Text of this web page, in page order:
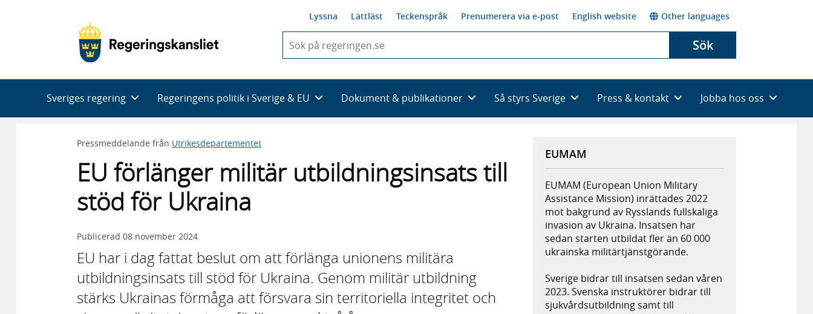
Lyssna Lättläst Teckenspråk Prenumerera via e-post English website Other languages
du
skriva
framträder
en
Sök
Sveriges regering Regeringens politik i Sverige & EU Dokument & publikationer Så styrs Sverige Press & kontakt Jobba hos oss
Pressmeddelande från Utrikesdepartementet
EU förlänger militär utbildningsinsats till
stöd för Ukraina
Publicerad 08 november 2024
EU har i dag fattat beslut om att förlänga unionens militära
utbildningsinsats till stöd för Ukraina. Genom militär utbildning
stärks Ukrainas förmåga att försvara sin territoriella integritet och
EUMAM
EUMAM (European Union Military
Assistance Mission) inrättades 2022
mot bakgrund av Rysslands fullskaliga
invasion av Ukraina. Insatsen har
sedan starten utbildat fler än 60 000
ukrainska militärtjänstgörande.
Sverige bidrar till insatsen sedan våren
2023. Svenska instruktörer bidrar till
sjukvårdsutbildning samt till